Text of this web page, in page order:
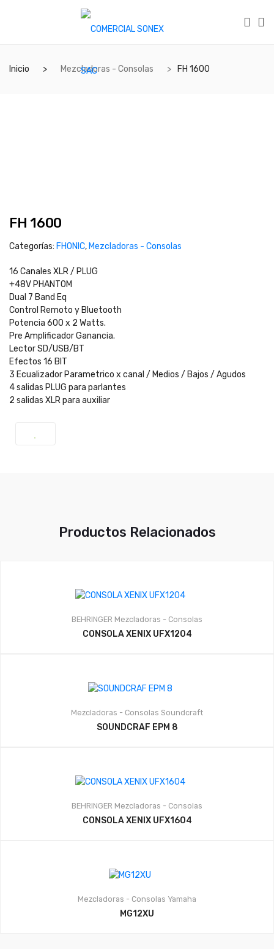
Inicio Mezcladoras - Consolas FH 1600
FH 1600
Categorías: FHONIC, Mezcladoras - Consolas
16 Canales XLR / PLUG
+48V PHANTOM
Dual 7 Band Eq
Control Remoto y Bluetooth
Potencia 600 x 2 Watts.
Pre Amplificador Ganancia.
Lector SD/USB/BT
Efectos 16 BIT
3 Ecualizador Parametrico x canal / Medios / Bajos / Agudos
4 salidas PLUG para parlantes
2 salidas XLR para auxiliar
Productos Relacionados
BEHRINGER Mezcladoras - Consolas
CONSOLA XENIX UFX1204
Mezcladoras - Consolas Soundcraft
SOUNDCRAF EPM 8
BEHRINGER Mezcladoras - Consolas
CONSOLA XENIX UFX1604
Mezcladoras - Consolas Yamaha
MG12XU